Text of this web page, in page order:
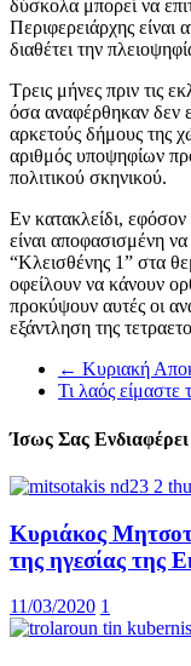
δύσκολα μπορεί να
Περιφερειάρχης είναι
διαθέτει την
Τρεις μήνες πριν τις
όσα αναφέρθηκαν δεν
αρκετούς δήμους της
αριθμός υποψηφίων
πολιτικού σκηνικού.
Εν κατακλείδι,
είναι αποφασισμένη
“Κλεισθένης 1” στα
οφείλουν να κάνουν
προκύψουν αυτές οι
εξάντληση της
← Κυριακή
Τι λαός είμαστε
Ίσως Σας Ενδιαφέρει
Κυριάκος
της ηγεσίας της
11/03/2020 1